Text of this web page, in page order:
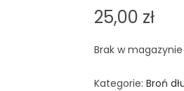
25,00 zł
Brak w magazynie
Kategorie: Broń